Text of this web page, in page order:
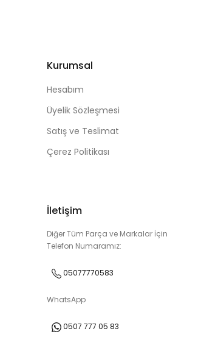
Kurumsal
Hesabım
Üyelik Sözleşmesi
Satış ve Teslimat
Çerez Politikası
İletişim
Diğer Tüm Parça ve Markalar İçin
Telefon Numaramız:
05077770583
WhatsApp
0507 777 05 83